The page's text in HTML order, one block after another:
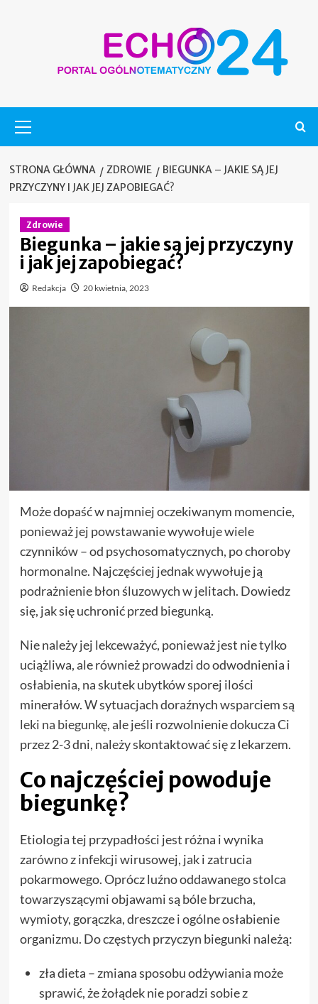
główne
STRONA GŁÓWNA ZDROWIE
BIEGUNKA – JAKIE SĄ JEJ
PRZYCZYNY I JAK JEJ ZAPOBIEGAĆ?
Zdrowie
Biegunka – jakie są jej przyczyny
i jak jej zapobiegać?
Redakcja 20 kwietnia, 2023
Może dopaść w najmniej oczekiwanym momencie,
ponieważ jej powstawanie wywołuje wiele
czynników – od psychosomatycznych, po choroby
hormonalne. Najczęściej jednak wywołuje ją
podrażnienie błon śluzowych w jelitach. Dowiedz
się, jak się uchronić przed biegunką.
Nie należy jej lekceważyć, ponieważ jest nie tylko
uciążliwa, ale również prowadzi do odwodnienia i
osłabienia, na skutek ubytków sporej ilości
minerałów. W sytuacjach doraźnych wsparciem są
leki na biegunkę, ale jeśli rozwolnienie dokucza Ci
przez 2-3 dni, należy skontaktować się z lekarzem.
Co najczęściej powoduje
biegunkę?
Etiologia tej przypadłości jest różna i wynika
zarówno z infekcji wirusowej, jak i zatrucia
pokarmowego. Oprócz luźno oddawanego stolca
towarzyszącymi objawami są bóle brzucha,
wymioty, gorączka, dreszcze i ogólne osłabienie
organizmu. Do częstych przyczyn biegunki należą:
zła dieta – zmiana sposobu odżywiania może
sprawić, że żołądek nie poradzi sobie z